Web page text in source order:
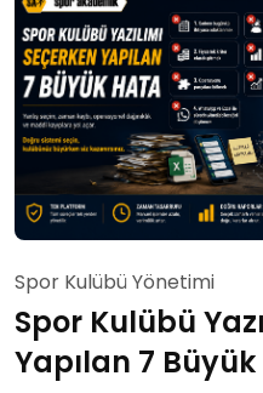
Spor Kulübü Yönetimi
Spor Kulübü
Yapılan 7